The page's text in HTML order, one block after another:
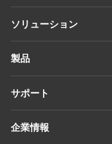
ソリューション
測量 & エンジニアリング
深浅測量
製品
測量 & エンジニアリング
サポート
サポート
企業情報